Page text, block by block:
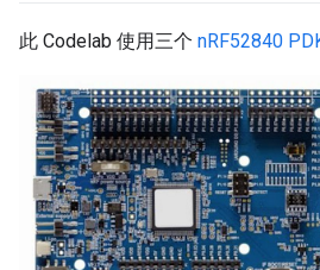
此 Codelab 使用三个 nRF52840